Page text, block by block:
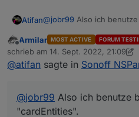
Atifan@jobr99 Also ich
Aber ich denke nicht,
Sobald ich das Display
durch einen Touch, fängt
nach 20 Sekunden bzw.
man eine Taste drückt
der Timer erneuert würde.
Offline
Armilar MOST ACTIVE FORUM
schrieb am 14. Sept. 2022, 21:09
zuletzt editiert von Armilar
@atifan sagte in Sonoff
@jobr99 Also ich benutze
"cardEntities".